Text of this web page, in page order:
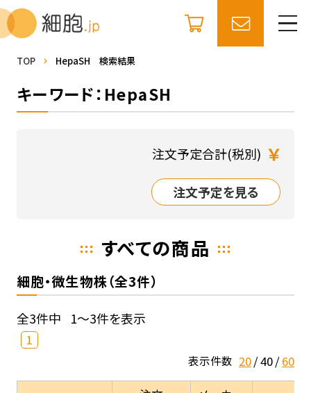
TOP HepaSH 検索結果
キーワード：HepaSH
注文予定合計(税別) ￥
注文予定を見る
すべての商品
細胞・微生物株（全3件）
全3件中 1～3件を表示
1
表示件数 20 40 60